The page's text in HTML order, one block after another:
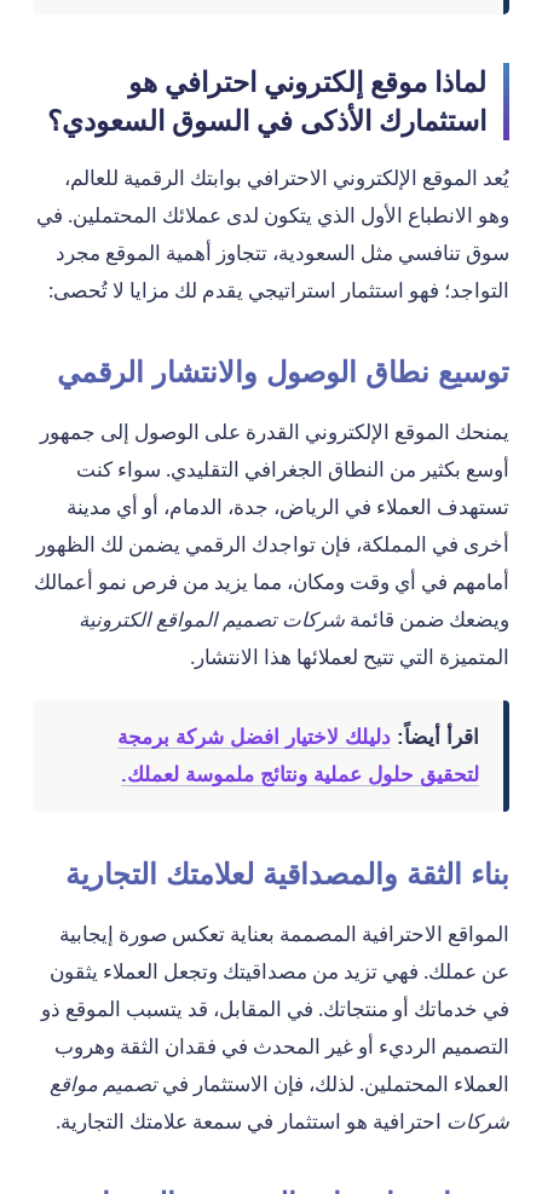
لماذا موقع إلكتروني احترافي هو
استثمارك الأذكى في السوق السعودي؟
يُعد الموقع الإلكتروني الاحترافي بوابتك الرقمية للعالم،
وهو الانطباع الأول الذي يتكون لدى عملائك المحتملين. في
سوق تنافسي مثل السعودية، تتجاوز أهمية الموقع مجرد
التواجد؛ فهو استثمار استراتيجي يقدم لك مزايا لا تُحصى:
توسيع نطاق الوصول والانتشار الرقمي
يمنحك الموقع الإلكتروني القدرة على الوصول إلى جمهور
أوسع بكثير من النطاق الجغرافي التقليدي. سواء كنت
تستهدف العملاء في الرياض، جدة، الدمام، أو أي مدينة
أخرى في المملكة، فإن تواجدك الرقمي يضمن لك الظهور
أمامهم في أي وقت ومكان، مما يزيد من فرص نمو أعمالك
ويضعك ضمن قائمة شركات تصميم المواقع الكترونية
المتميزة التي تتيح لعملائها هذا الانتشار.
اقرأ أيضاً: دليلك لاختيار افضل شركة برمجة
لتحقيق حلول عملية ونتائج ملموسة لعملك.
بناء الثقة والمصداقية لعلامتك التجارية
المواقع الاحترافية المصممة بعناية تعكس صورة إيجابية
عن عملك. فهي تزيد من مصداقيتك وتجعل العملاء يثقون
في خدماتك أو منتجاتك. في المقابل، قد يتسبب الموقع ذو
التصميم الرديء أو غير المحدث في فقدان الثقة وهروب
العملاء المحتملين. لذلك، فإن الاستثمار فيتصميم مواقع
شركات احترافية هو استثمار في سمعة علامتك التجارية.